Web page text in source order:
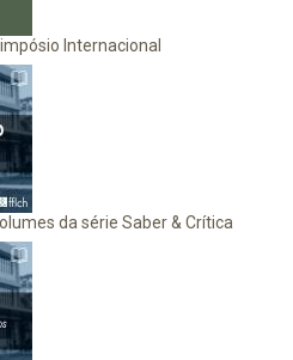
Internacional
da série Saber & Crítica